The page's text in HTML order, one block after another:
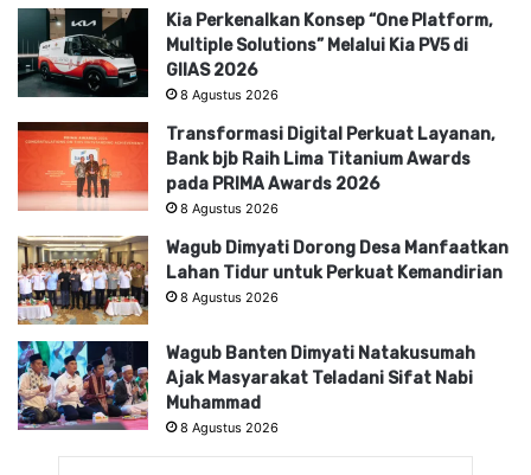
Kia Perkenalkan Konsep “One Platform,
Multiple Solutions” Melalui Kia PV5 di
GIIAS 2026
8 Agustus 2026
Transformasi Digital Perkuat Layanan,
Bank bjb Raih Lima Titanium Awards
pada PRIMA Awards 2026
8 Agustus 2026
Wagub Dimyati Dorong Desa Manfaatkan
Lahan Tidur untuk Perkuat Kemandirian
8 Agustus 2026
Wagub Banten Dimyati Natakusumah
Ajak Masyarakat Teladani Sifat Nabi
Muhammad
8 Agustus 2026